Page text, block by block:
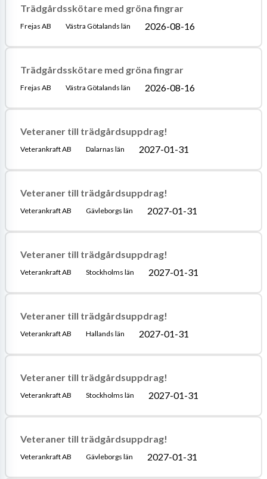
Trädgårdsskötare med gröna fingrar
Frejas AB Västra Götalands län 2026-08-16
Trädgårdsskötare med gröna fingrar
Frejas AB Västra Götalands län 2026-08-16
Veteraner till trädgårdsuppdrag!
Veterankraft AB Dalarnas län 2027-01-31
Veteraner till trädgårdsuppdrag!
Veterankraft AB Gävleborgs län 2027-01-31
Veteraner till trädgårdsuppdrag!
Veterankraft AB Stockholms län 2027-01-31
Veteraner till trädgårdsuppdrag!
Veterankraft AB Hallands län 2027-01-31
Veteraner till trädgårdsuppdrag!
Veterankraft AB Stockholms län 2027-01-31
Veteraner till trädgårdsuppdrag!
Veterankraft AB Gävleborgs län 2027-01-31